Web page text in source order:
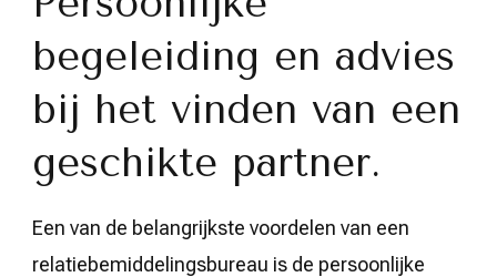
begeleiding en advies
bij het vinden van een
geschikte partner.
Een van de belangrijkste voordelen van een
relatiebemiddelingsbureau is de persoonlijke